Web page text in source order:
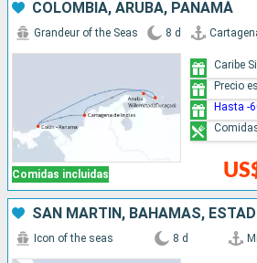
COLOMBIA, ARUBA, PANAMÁ
Comidas incluidas
Grandeur of the Seas 8 d
Caribe
Precio
Hasta -
Icon of the seas 8 d